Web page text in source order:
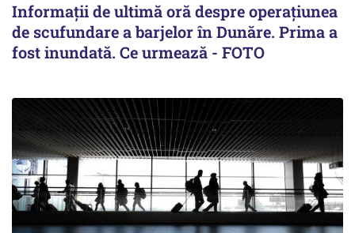
Informații de ultimă oră despre operațiunea
de scufundare a barjelor în Dunăre. Prima a
fost inundată. Ce urmează - FOTO